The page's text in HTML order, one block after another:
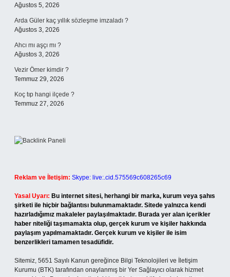
Ağustos 5, 2026
Arda Güler kaç yıllık sözleşme imzaladı ?
Ağustos 3, 2026
Ahcı mı aşçı mı ?
Ağustos 3, 2026
Vezir Ömer kimdir ?
Temmuz 29, 2026
Koç tıp hangi ilçede ?
Temmuz 27, 2026
Reklam ve İletişim: Skype: live:.cid.575569c608265c69
Yasal Uyarı: Bu internet sitesi, herhangi bir marka, kurum veya şahıs
şirketi ile hiçbir bağlantısı bulunmamaktadır. Sitede yalnızca kendi
hazırladığımız makaleler paylaşılmaktadır. Burada yer alan içerikler
haber niteliği taşımamakta olup, gerçek kurum ve kişiler hakkında
paylaşım yapılmamaktadır. Gerçek kurum ve kişiler ile isim
benzerlikleri tamamen tesadüfidir.
Sitemiz, 5651 Sayılı Kanun gereğince Bilgi Teknolojileri ve İletişim
Kurumu (BTK) tarafından onaylanmış bir Yer Sağlayıcı olarak hizmet